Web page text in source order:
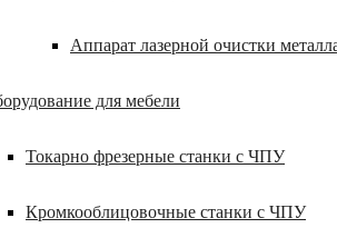
Аппарат лазерной очистки
для мебели
Токарно фрезерные станки с ЧПУ
Кромкооблицовочные станки с ЧПУ